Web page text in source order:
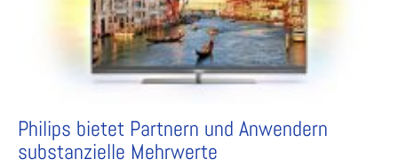
Philips bietet Partnern und Anwendern
substanzielle Mehrwerte